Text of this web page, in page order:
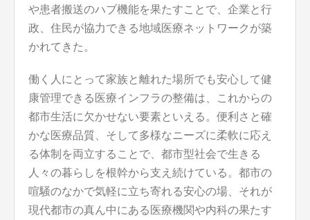
や患者搬送のハブ機能を果たすことで、企業と行
政、住民が協力できる地域医療ネットワークが築
かれてきた。
働く人にとって家族と離れた場所でも安心して健
康管理できる医療インフラの整備は、これからの
都市生活に欠かせない要素といえる。便利さと確
かな医療品質、そして多様なニーズに柔軟に応え
る体制を両立することで、都市型社会で生きる
人々の暮らしを根幹から支え続けている。都市の
喧騒のなかで気軽に立ち寄れる安心の場、それが
現代都市の真ん中にある医療機関や内科の果たす